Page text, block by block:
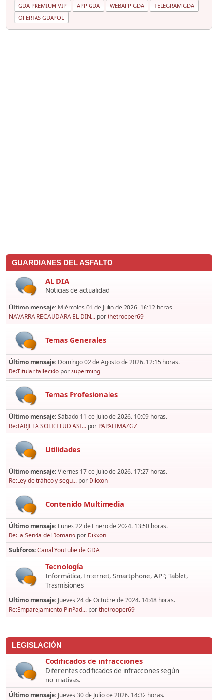
GDA PREMIUM VIP APP GDA WEBAPP GDA
TELEGRAM GDA
OFERTAS GDAPOL
GUARDIANES DEL ASFALTO
AL DIA
Noticias de actualidad
Último mensaje: Miércoles 01 de Julio de 2026. 16:12 horas.
NAVARRA RECAUDARA EL DIN... porthetrooper69
Temas Generales
Último mensaje: Domingo 02 de Agosto de 2026. 12:15 horas.
Re:Titular fallecido porsuperming
Temas Profesionales
Último mensaje:Sábado 11 de Julio de 2026. 10:09 horas.
Re:TARJETA SOLICITUD ASI... por PAPALIMAZGZ
Utilidades
Último mensaje:Viernes 17 de Julio de 2026. 17:27 horas.
Re:Ley de tráfico y segu... por Dikxon
Contenido Multimedia
Último mensaje: Lunes 22 de Enero de 2024. 13:50 horas.
Re:La Senda del Romano por Dikxon
Subforos Canal YouTube de GDA
Tecnología
Informática, Internet, Smartphone, APP, Tablet,
Trasmisiones
Último mensaje: Jueves 24 de Octubre de 2024. 14:48 horas.
Re:Emparejamiento PinPad... porthetrooper69
LEGISLACIÓN
Codificados de infracciones
Diferentes codificados de infracciones según
normativas.
Último mensaje: Jueves 30 de Julio de 2026. 14:32 horas.